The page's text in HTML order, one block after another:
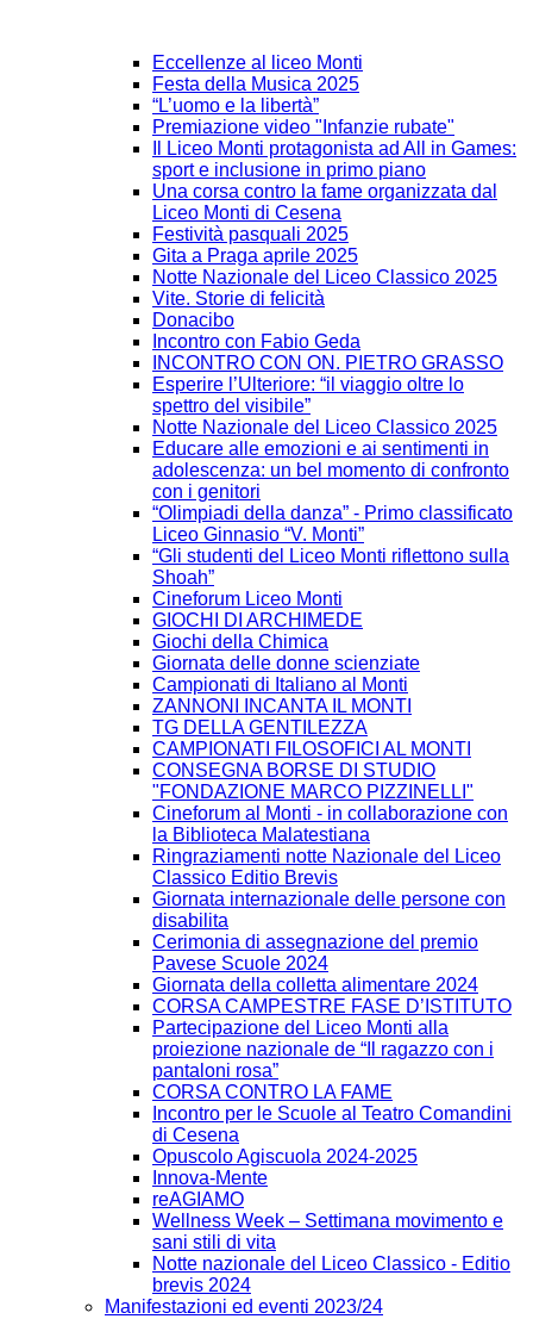
Eccellenze al liceo Monti
Festa della Musica 2025
“L’uomo e la libertà”
Premiazione video "Infanzie rubate"
Il Liceo Monti protagonista ad All in Games:
sport e inclusione in primo piano
Una corsa contro la fame organizzata dal
Liceo Monti di Cesena
Festività pasquali 2025
Gita a Praga aprile 2025
Notte Nazionale del Liceo Classico 2025
Vite. Storie di felicità
Donacibo
Incontro con Fabio Geda
INCONTRO CON ON. PIETRO GRASSO
Esperire l’Ulteriore: “il viaggio oltre lo
spettro del visibile”
Notte Nazionale del Liceo Classico 2025
Educare alle emozioni e ai sentimenti in
adolescenza: un bel momento di confronto
con i genitori
“Olimpiadi della danza” - Primo classificato
Liceo Ginnasio “V. Monti”
“Gli studenti del Liceo Monti riflettono sulla
Shoah”
Cineforum Liceo Monti
GIOCHI DI ARCHIMEDE
Giochi della Chimica
Giornata delle donne scienziate
Campionati di Italiano al Monti
ZANNONI INCANTA IL MONTI
TG DELLA GENTILEZZA
CAMPIONATI FILOSOFICI AL MONTI
CONSEGNA BORSE DI STUDIO
"FONDAZIONE MARCO PIZZINELLI"
Cineforum al Monti - in collaborazione con
la Biblioteca Malatestiana
Ringraziamenti notte Nazionale del Liceo
Classico Editio Brevis
Giornata internazionale delle persone con
disabilita
Cerimonia di assegnazione del premio
Pavese Scuole 2024
Giornata della colletta alimentare 2024
CORSA CAMPESTRE FASE D’ISTITUTO
Partecipazione del Liceo Monti alla
proiezione nazionale de “Il ragazzo con i
pantaloni rosa”
CORSA CONTRO LA FAME
Incontro per le Scuole al Teatro Comandini
di Cesena
Opuscolo Agiscuola 2024-2025
Innova-Mente
reAGIAMO
Wellness Week – Settimana movimento e
sani stili di vita
Notte nazionale del Liceo Classico - Editio
brevis 2024
Manifestazioni ed eventi 2023/24